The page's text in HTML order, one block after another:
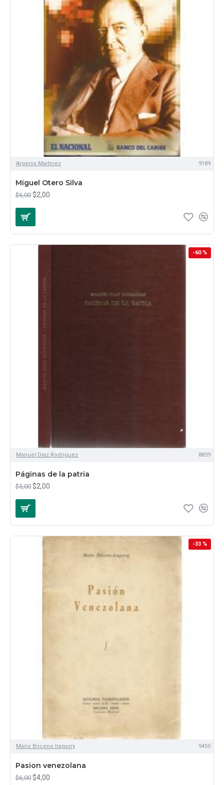
Argenis Martinez 9189
Miguel Otero Silva
$6,00 $2,00
-60 %
Manuel Diaz Rodriguez 8839
Páginas de la patria
$5,00 $2,00
-33 %
Mario Briceno Iragorry 9455
Pasion venezolana
$6,00 $4,00